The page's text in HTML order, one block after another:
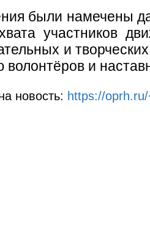
были намечены
участников
и
волонтёров и
новость: https://